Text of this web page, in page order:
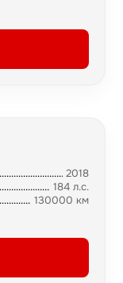
2018
184 л.с.
130000 км